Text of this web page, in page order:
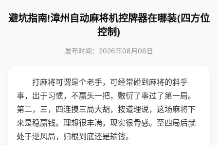
避坑指南!漳州自动麻将机控牌器在哪装(四方位
控制)
发布时间：2026年08月06日
打麻将可谓是个老手，可经常碰到麻将的斜乎
事，出于习惯，不赢头一把，敷衍了事过了第一局。
第二，三，四连摸三局大胡，按道理说，这场麻将下
来是稳赢钱。理想很丰满，现实很骨感。至四局后就
处于逆风局，归根到底还是输钱。